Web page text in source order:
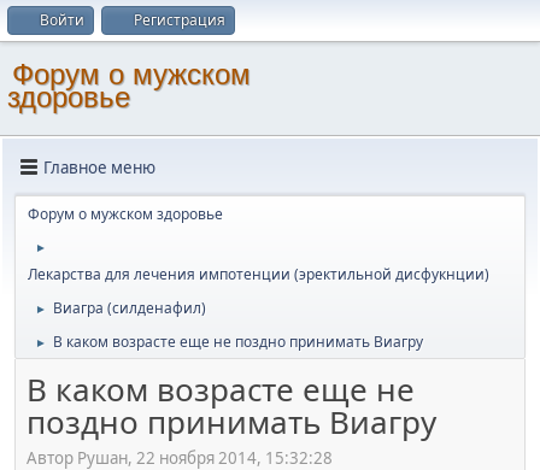
Войти Регистрация
Форум о мужском
здоровье
Главное меню
Форум о мужском здоровье
►
Лекарства для лечения импотенции (эректильной дисфукнции)
► Виагра (силденафил)
► В каком возрасте еще не поздно принимать Виагру
В каком возрасте еще не
поздно принимать Виагру
Автор Рушан, 22 ноября 2014, 15:32:28